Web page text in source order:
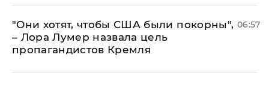
"Они хотят, чтобы США были покорны",
– Лора Лумер назвала цель
пропагандистов Кремля
06:57